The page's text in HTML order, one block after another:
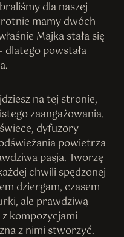
dla naszej
mamy dwóch
Majka stała się
powstała
na tej stronie,
zaangażowania.
dyfuzory
powietrza
pasja. Tworzę
chwili spędzonej
dziergam, czasem
ale prawdziwą
kompozycjami
z nimi stworzyć.